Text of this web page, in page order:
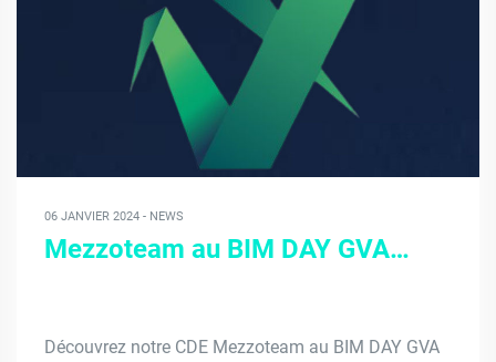
06 JANVIER 2024 - NEWS
Mezzoteam au BIM DAY GVA…
Découvrez notre CDE Mezzoteam au BIM DAY GVA